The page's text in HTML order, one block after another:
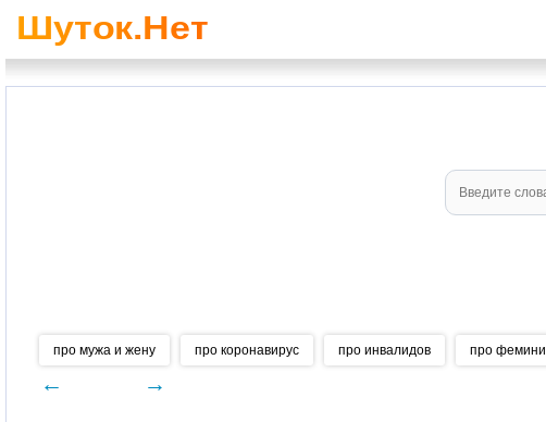
про мужа и жену про коронавирус про инвалидов про
← →